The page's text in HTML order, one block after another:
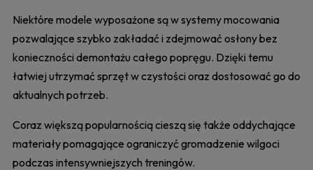
Niektóre modele wyposażone są w systemy mocowania
pozwalające szybko zakładać i zdejmować osłony bez
konieczności demontażu całego popręgu. Dzięki temu
łatwiej utrzymać sprzęt w czystości oraz dostosować go do
aktualnych potrzeb.
Coraz większą popularnością cieszą się także oddychające
materiały pomagające ograniczyć gromadzenie wilgoci
podczas intensywniejszych treningów.